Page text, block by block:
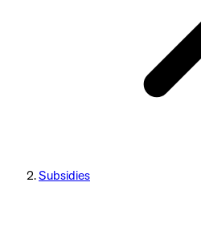
Subsidies